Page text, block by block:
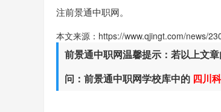
注前景通中职网。
本文来源：https://www.qjingt.com/news/
前景通中职网温馨提示：若以上文
问：前景通中职网学校库中的 四川